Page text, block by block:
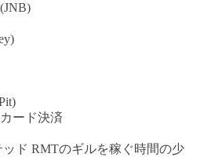
ード決済
ッド RMTのギルを稼ぐ時間の少